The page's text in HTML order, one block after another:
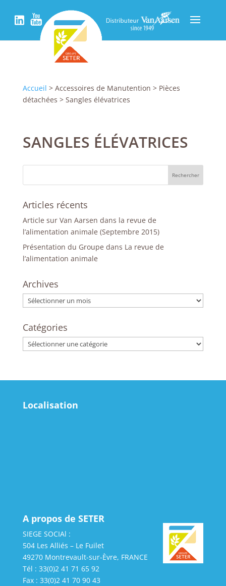
Accueil > Accessoires de Manutention > Pièces
détachées > Sangles élévatrices
SANGLES ÉLÉVATRICES
Articles récents
Article sur Van Aarsen dans la revue de
l’alimentation animale (Septembre 2015)
Présentation du Groupe dans La revue de
l’alimentation animale
Archives
Archives
Catégories
Catégories
Localisation
A propos de SETER
SIEGE SOCIAl :
504 Les Alliés – Le Fuilet
49270 Montrevault-sur-Èvre, FRANCE
Tél : 33(0)2 41 71 65 92
Fax : 33(0)2 41 70 90 43